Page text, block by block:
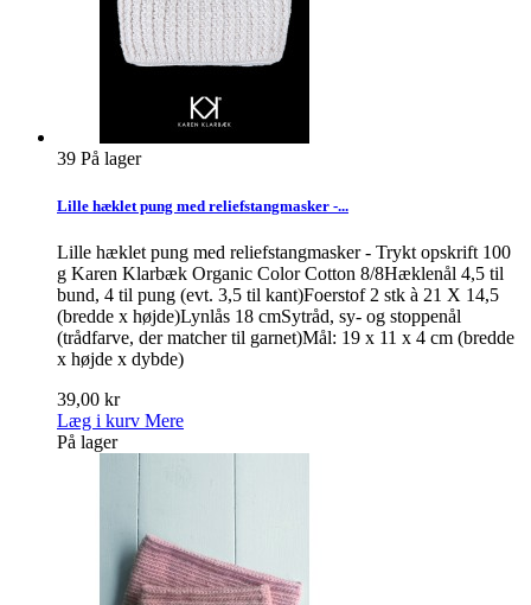
39 På lager
Lille hæklet pung med reliefstangmasker -...
Lille hæklet pung med reliefstangmasker - Trykt opskrift 100
g Karen Klarbæk Organic Color Cotton 8/8Hæklenål 4,5 til
bund, 4 til pung (evt. 3,5 til kant)Foerstof 2 stk à 21 X 14,5
(bredde x højde)Lynlås 18 cmSytråd, sy- og stoppenål
(trådfarve, der matcher til garnet)Mål: 19 x 11 x 4 cm (bredde
x højde x dybde)
39,00 kr
Læg i kurv Mere
På lager